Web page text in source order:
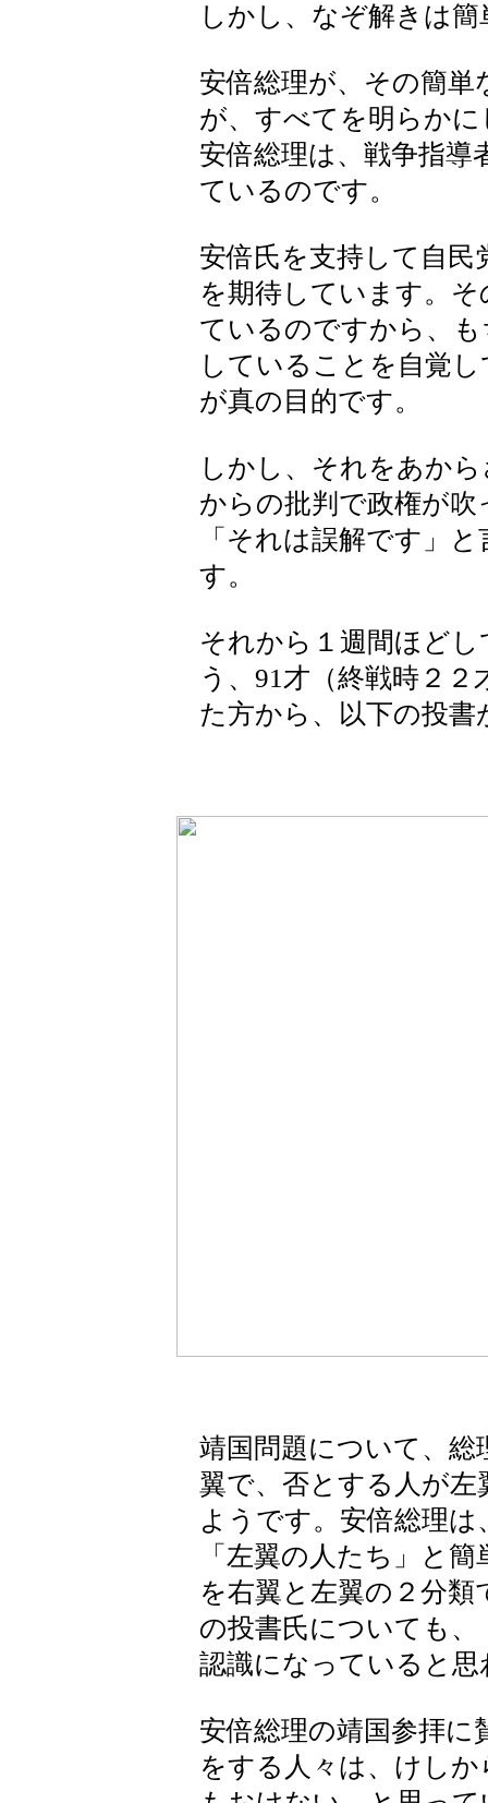
しかし、なぞ解きは簡
安倍総理が、その簡
が、すべてを明らか
安倍総理は、戦争指
ているのです。
安倍氏を支持して自
を期待しています。
ているのですから、
していることを自覚
が真の目的です。
しかし、それをあか
からの批判で政権が
「それは誤解です」
す。
それから１週間ほど
う、91才（終戦時２
た方から、以下の投
靖国問題について、総
翼で、否とする人が
ようです。安倍総理
「左翼の人たち」と
を右翼と左翼の２分
の投書氏についても
認識になっていると思
安倍総理の靖国参拝
をする人々は、けし